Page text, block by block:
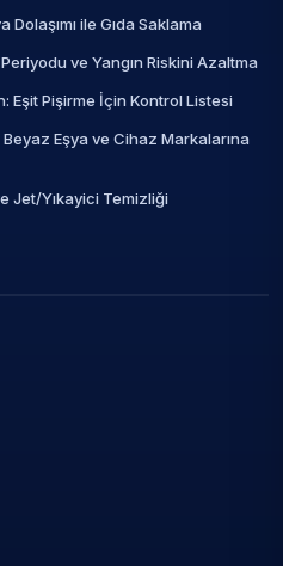
ile Gıda Saklama
ve Yangın Riskini Azaltma
Eşit Pişirme İçin Kontrol Listesi
Eşya ve Cihaz Markalarına
Jet/Yıkayici Temizliği